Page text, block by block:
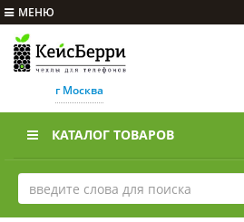
МЕНЮ
г Москва
КАТАЛОГ ТОВАРОВ